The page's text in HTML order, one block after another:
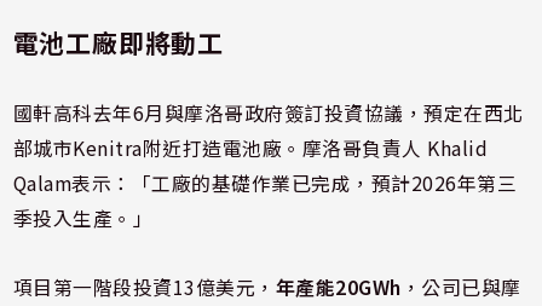
電池工廠即將動工
國軒高科去年6月與摩洛哥政府簽訂投資協議，預定在西北
部城市Kenitra附近打造電池廠。摩洛哥負責人 Khalid
Qalam表示：「工廠的基礎作業已完成，預計2026年第三
季投入生產。」
項目第一階段投資13億美元， 年產能20GWh ，公司已與摩